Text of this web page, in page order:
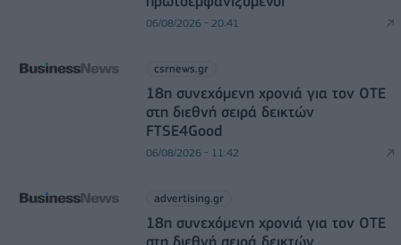
06/08/2026 - 20:41
csrnews.gr
18η συνεχόμενη χρονιά για τον ΟΤΕ
στη διεθνή σειρά δεικτών
FTSE4Good
06/08/2026 - 11:42
advertising.gr
18η συνεχόμενη χρονιά για τον ΟΤΕ